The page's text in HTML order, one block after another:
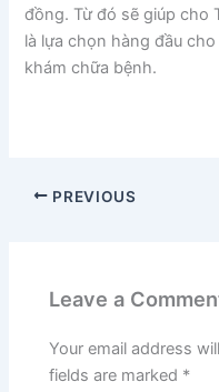
đồng. Từ đó sẽ giúp cho
là lựa chọn hàng đầu
khám chữa bệnh.
PREVIOUS
Leave a
Your email address
fields are marked *